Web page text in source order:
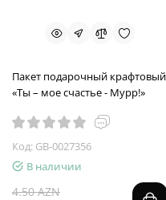
Пакет подарочный крафтовый
«Ты – мое счастье - Мурр!»
Код: GB-0027356
В наличии
4.50 AZN